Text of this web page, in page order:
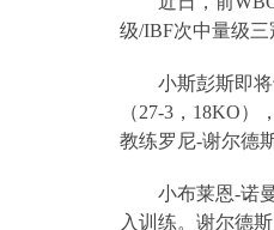
级/IBF次中量级
小斯彭斯即
（27-3 ， 18KO），
教练罗尼-谢尔德
小布莱恩-诺
入训练。谢尔德